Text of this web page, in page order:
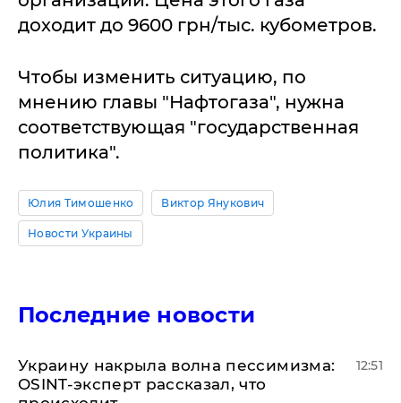
доходит до 9600 грн/тыс. кубометров.
Чтобы изменить ситуацию, по
мнению главы "Нафтогаза", нужна
соответствующая "государственная
политика".
Юлия Тимошенко Виктор Янукович
Новости Украины
Последние новости
​Украину накрыла волна пессимизма:
OSINT-эксперт рассказал, что
12:51